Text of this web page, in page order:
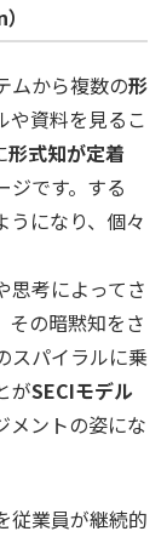
ムから複数の形
や資料を見るこ
形式知が定着
ジです。する
うになり、個々
思考によってさ
その暗黙知をさ
スパイラルに乗
がSECIモデル
メントの姿にな
従業員が継続的